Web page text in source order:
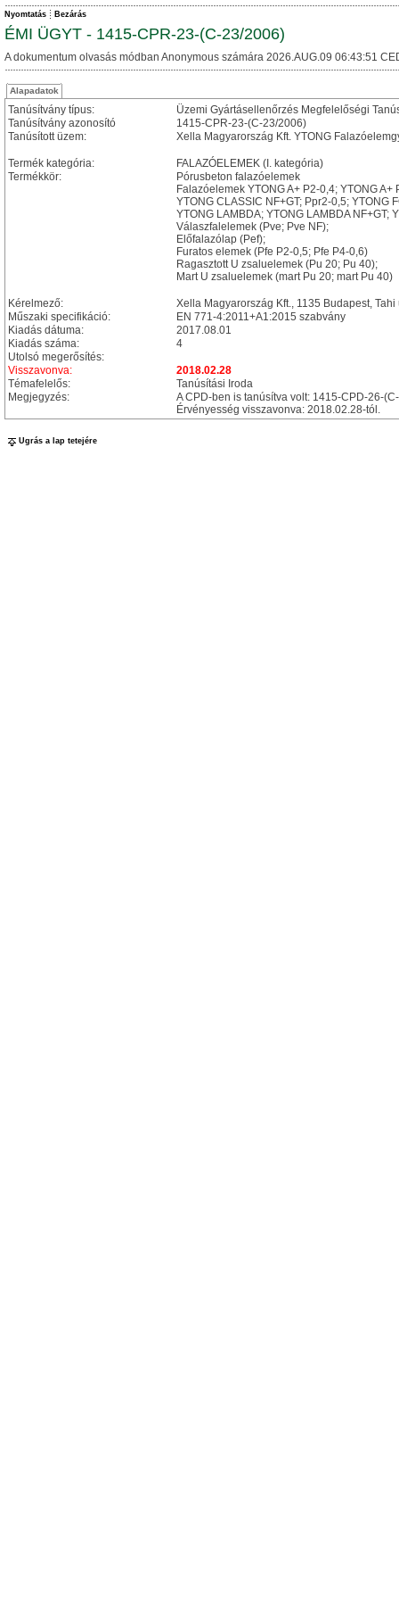
Nyomtatás Bezárás
ÉMI ÜGYT - 1415-CPR-23-(C-23/2006)
A dokumentum olvasás módban Anonymous számára 2026.AUG.09 06:43:51
Alapadatok
Tanúsítvány típus:
Üzemi Gyártásellenőrzés Megfelelőségi
Tanúsítvány azonosító
1415-CPR-23-(C-23/2006)
Tanúsított üzem:
Xella Magyarország Kft. YTONG
Termék kategória:
FALAZÓELEMEK (I. kategória)
Termékkör:
Pórusbeton falazóelemek
Falazóelemek YTONG A+ P2-0,4; YTONG A+
YTONG CLASSIC NF+GT; Ppr2-0,5; YTONG
YTONG LAMBDA; YTONG LAMBDA NF+GT;
Válaszfalelemek (Pve; Pve NF);
Előfalazólap (Pef);
Furatos elemek (Pfe P2-0,5; Pfe P4-0,6)
Ragasztott U zsaluelemek (Pu 20; Pu 40);
Mart U zsaluelemek (mart Pu 20; mart Pu 40)
Kérelmező:
Xella Magyarország Kft., 1135 Budapest, Tahi
Műszaki specifikáció:
EN 771-4:2011+A1:2015 szabvány
Kiadás dátuma:
2017.08.01
Kiadás száma:
4
Utolsó megerősítés:
Visszavonva:
2018.02.28
Témafelelős:
Tanúsítási Iroda
Megjegyzés:
A CPD-ben is tanúsítva volt: 1415-CPD-26-
Érvényesség visszavonva: 2018.02.28-tól.
Ugrás a lap tetejére